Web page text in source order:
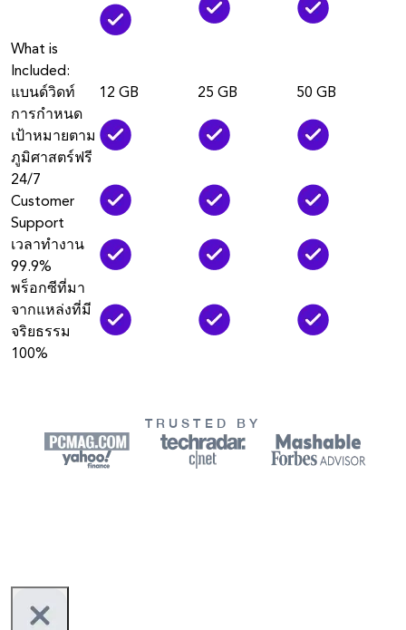
What is
Included:
แบนด์วิดท์
12 GB 25 GB
50 GB
การกำหนด
เป้าหมายตาม
ภูมิศาสตร์ฟรี
24/7
Customer
Support
เวลาทำงาน
99.9%
พร็อกซีที่มา
จากแหล่งที่มี
จริยธรรม
100%
TRUSTED BY